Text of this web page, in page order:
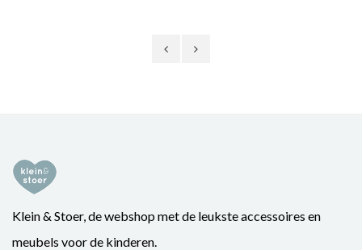
Klein & Stoer, de webshop met de leukste accessoires en
meubels voor de kinderen.